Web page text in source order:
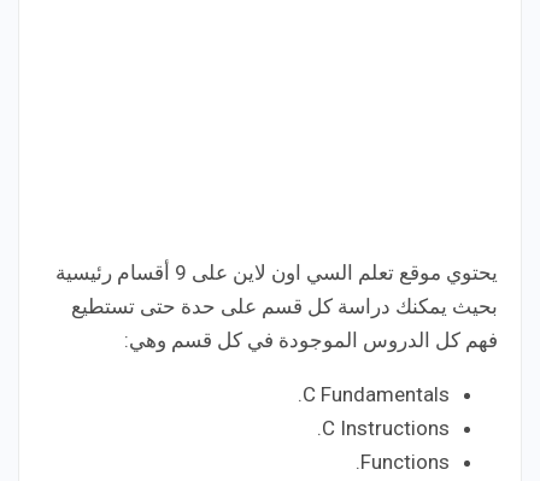
يحتوي موقع تعلم السي اون لاين على 9 أقسام رئيسية
بحيث يمكنك دراسة كل قسم على حدة حتى تستطيع
فهم كل الدروس الموجودة في كل قسم وهي:
C Fundamentals.
C Instructions.
Functions.